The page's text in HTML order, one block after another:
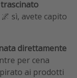
🌌 sì, avete capito
direttamente
per cena
ai prodotti